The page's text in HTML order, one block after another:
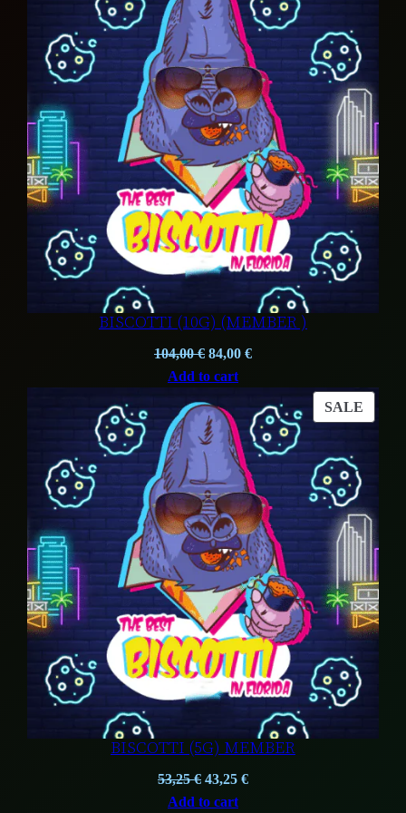
BISCOTTI (10G) (MEMBER )
104,00€ Original
price
104,00 €.
84,00 €Current
84,00 €.
Add to cart
SALE
BISCOTTI (5G) MEMBER
53,25€ Original
price
43,25 €Current
Add to cart